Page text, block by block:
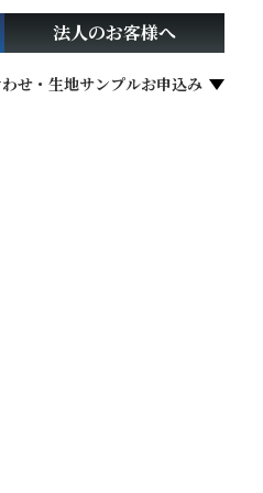
せ・生地サンプルお申込み
法人のお客様へ